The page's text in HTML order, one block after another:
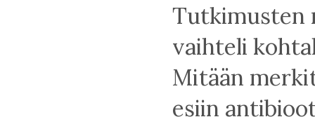
Tutkimusten
vaihteli
Mitään
esiin